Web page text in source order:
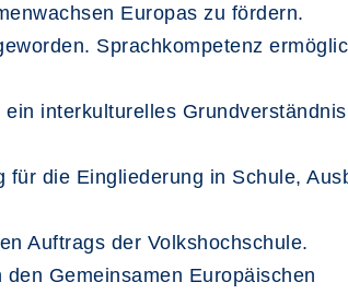
Europas zu fördern.
Sprachkompetenz
interkulturelles
die Eingliederung in Schule,
Auftrags der Volkshochschule.
Gemeinsamen Europäischen